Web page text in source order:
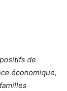
de
économique,